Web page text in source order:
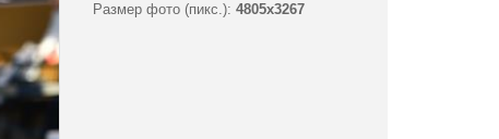
Размер фото (пикс.): 4805x3267